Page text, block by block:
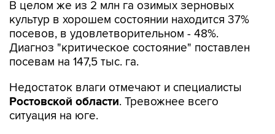
В целом же из 2 млн га озимых зерновых
культур в хорошем состоянии находится 37%
посевов, в удовлетворительном - 48%.
Диагноз "критическое состояние" поставлен
посевам на 147,5 тыс. га.
Недостаток влаги отмечают и специалисты
Ростовской области. Тревожнее всего
ситуация на юге.